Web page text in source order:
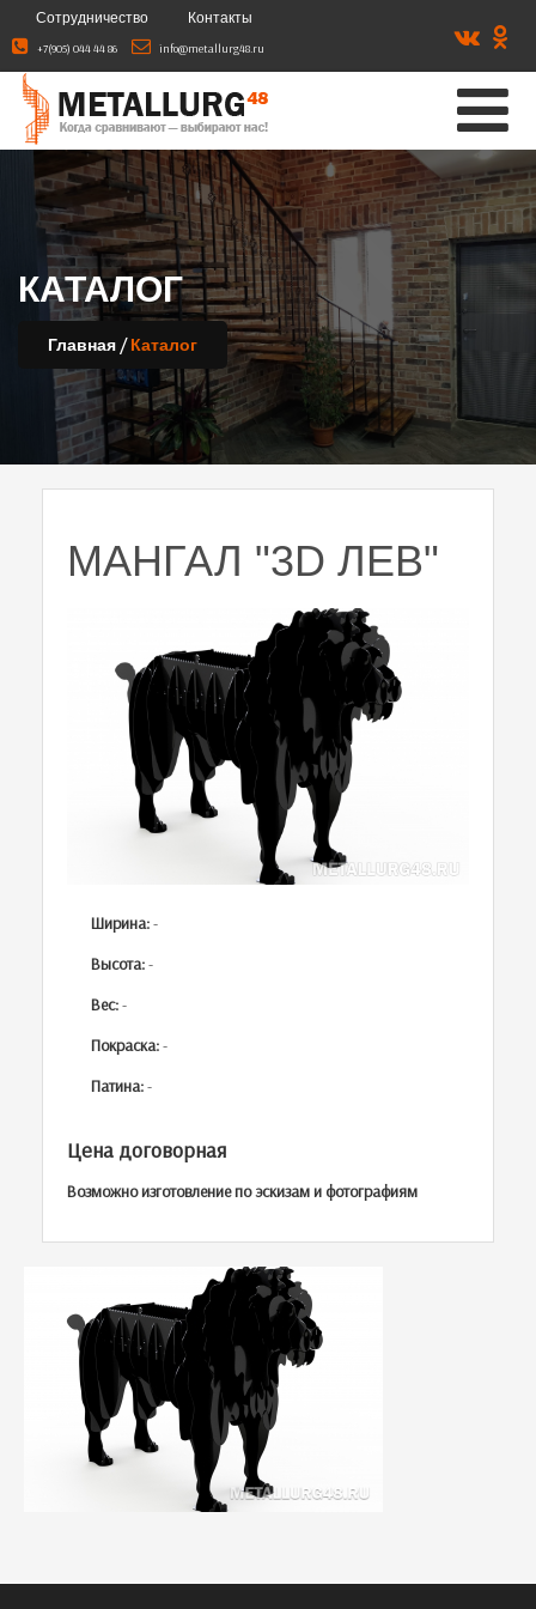
Сотрудничество Контакты
+7(905) 044 44 86 info@metallurg48.ru
КАТАЛОГ
Главная /Каталог
МАНГАЛ "3D ЛЕВ"
Ширина:-
Высота:-
Вес:-
Покраска:-
Патина:-
Цена договорная
Возможно изготовление по эскизам и фотографиям